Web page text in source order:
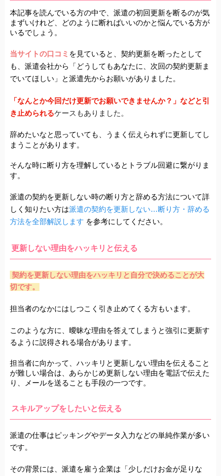
本記事を読んでいる方の中で、派遣の初回更新を断るのが気
まずいけれど、どのように断ればいいのかと悩んでいる方が
いるでしょう。
当サイトの口コミ を見ていると、契約更新を断ったとして
も、派遣会社から「どうしてもあなたに、次回の契約更新ま
でいてほしい」と派遣先からお願いがありました。
「なんとか今回だけ更新でお願いできませんか？」などと引
き止められるケースもありました。
辞めたいなと思っていても、うまく伝えられずに更新してし
まうことがあります。
そんな時に断り方を理解しているとトラブル回避に繋がりま
す。
派遣の契約を更新しない時の断り方と辞める方法について詳
しく知りたい方は派遣の契約を更新しない…断り方・辞める
方法を全部解説します を参考にしてください。
更新しない理由をハッキリと伝える
契約を更新しない理由をハッキリと自分で決めることが大
切です。
担当者のなかにはしつこく引き止めてくる方もいます。
このような方に、曖昧な理由を答えてしまうと強引に更新す
るように説得される場合があります。
担当者に向かって、ハッキリと更新しない理由を伝えること
が難しい場合は、あらかじめ更新しない理由を電話で伝えた
り、メールを送ることも手段の一つです。
スキルアップをしたいと伝える
派遣の仕事はピッキングやデータ入力などの単純作業が多い
です。
その背景には、派遣を雇う企業は「少しだけお金が足りな